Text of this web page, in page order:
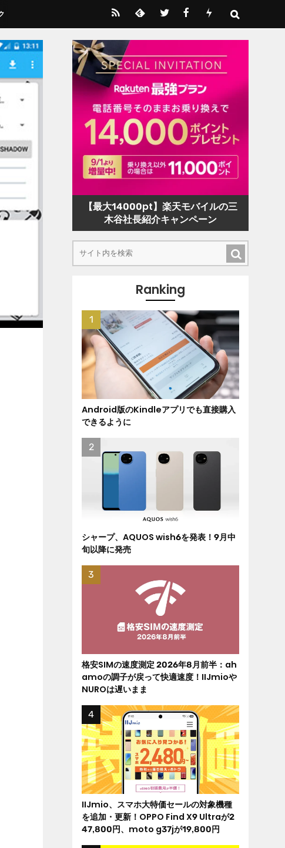
【最大14000pt】楽天モバイルの三
木谷社長紹介キャンペーン
Ranking
Android版のKindleアプリでも直接購入
できるように
シャープ、AQUOS wish6を発表！9月中
旬以降に発売
格安SIMの速度測定 2026年8月前半：ah
amoの調子が戻って快適速度！IIJmioや
NUROは遅いまま
IIJmio、スマホ大特価セールの対象機種
を追加・更新！OPPO Find X9 Ultraが2
47,800円、moto g37jが19,800円